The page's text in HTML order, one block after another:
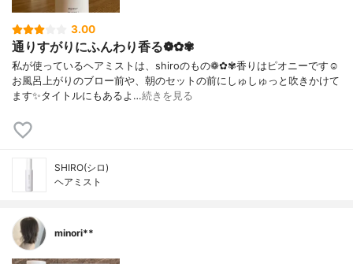
3.00
通りすがりにふんわり香る❁✿✾
私が使っているヘアミストは、shiroのもの❁✿✾香りはピオニーです☺️
お風呂上がりのブロー前や、朝のセットの前にしゅしゅっと吹きかけて
ます✨タイトルにもあるよ…続きを見る
SHIRO(シロ)
ヘアミスト
minori**